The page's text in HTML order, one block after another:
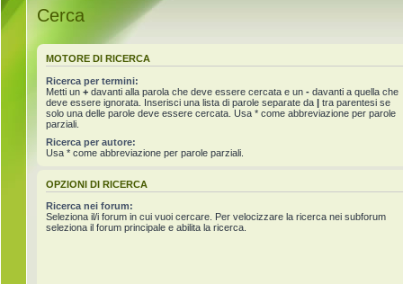
Cerca
MOTORE DI RICERCA
Ricerca per termini:
Metti un + davanti alla parola che deve essere cercata e un - davanti a quella che
deve essere ignorata. Inserisci una lista di parole separate da | tra parentesi se
solo una delle parole deve essere cercata. Usa * come abbreviazione per parole
parziali.
Ricerca per autore:
Usa * come abbreviazione per parole parziali.
OPZIONI DI RICERCA
Ricerca nei forum:
Seleziona il/i forum in cui vuoi cercare. Per velocizzare la ricerca nei subforum
seleziona il forum principale e abilita la ricerca.